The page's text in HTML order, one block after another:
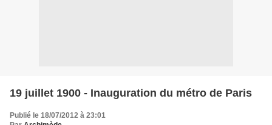
19 juillet 1900 - Inauguration du métro de Paris
Publié le 18/07/2012 à 23:01